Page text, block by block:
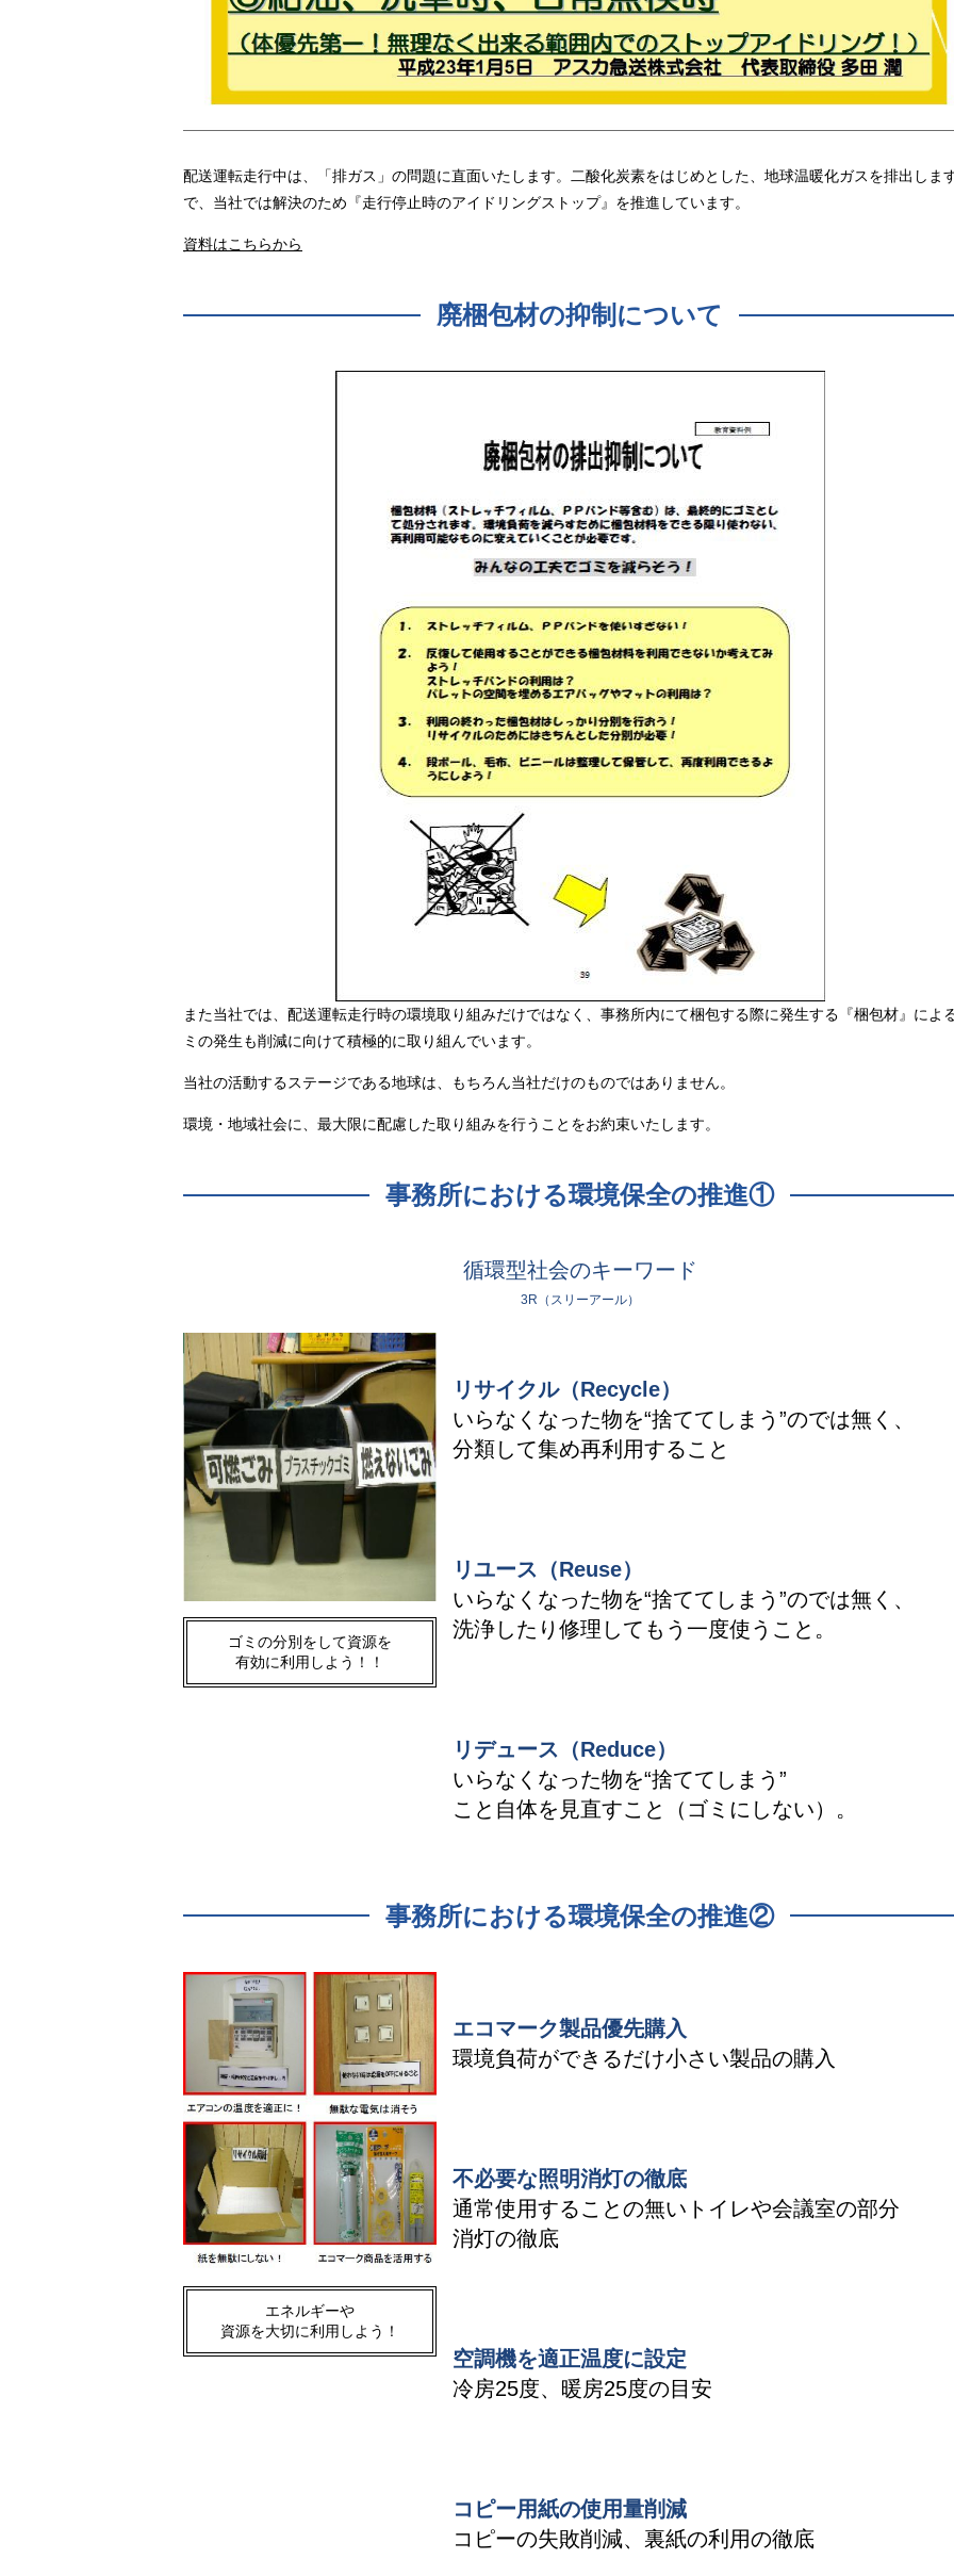
配送運転走行中は、「排ガス」の問題に直面いたします。二酸化炭素をはじめとした、地球温暖化ガスを排出しま
で、当社では解決のため『走行停止時のアイドリングストップ』を推進しています。
資料はこちらから
廃梱包材の抑制について
また当社では、配送運転走行時の環境取り組みだけではなく、事務所内にて梱包する際に発生する『梱包材』によ
ミの発生も削減に向けて積極的に取り組んでいます。
当社の活動するステージである地球は、もちろん当社だけのものではありません。
環境・地域社会に、最大限に配慮した取り組みを行うことをお約束いたします。
事務所における環境保全の推進①
循環型社会のキーワード
3R（スリーアール）
ゴミの分別をして資源を
有効に利用しよう！！
リサイクル（Recycle）
いらなくなった物を“捨ててしまう”のでは無く、
分類して集め再利用すること
リユース（Reuse）
いらなくなった物を“捨ててしまう”のでは無く、
洗浄したり修理してもう一度使うこと。
リデュース（Reduce）
いらなくなった物を“捨ててしまう”
こと自体を見直すこと（ゴミにしない）。
事務所における環境保全の推進②
エネルギーや
資源を大切に利用しよう！
エコマーク製品優先購入
環境負荷ができるだけ小さい製品の購入
不必要な照明消灯の徹底
通常使用することの無いトイレや会議室の部分
消灯の徹底
空調機を適正温度に設定
冷房25度、暖房25度の目安
コピー用紙の使用量削減
コピーの失敗削減、裏紙の利用の徹底